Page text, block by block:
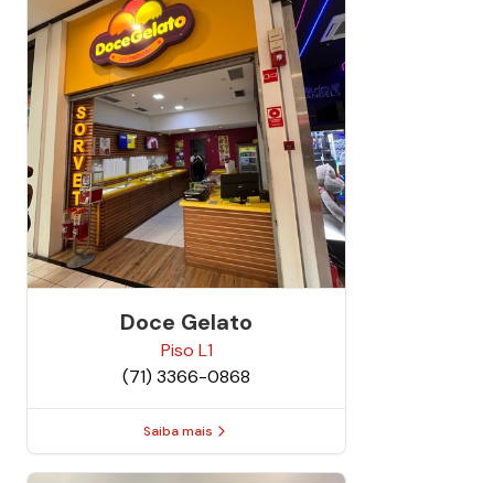
Doce Gelato
Piso L1
(71) 3366-0868
Saiba mais